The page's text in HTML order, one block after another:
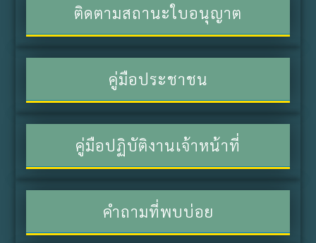
ติดตามสถานะใบอนุญาต
คู่มือประชาชน
คู่มือปฏิบัติงานเจ้าหน้าที่
คำถามที่พบบ่อย